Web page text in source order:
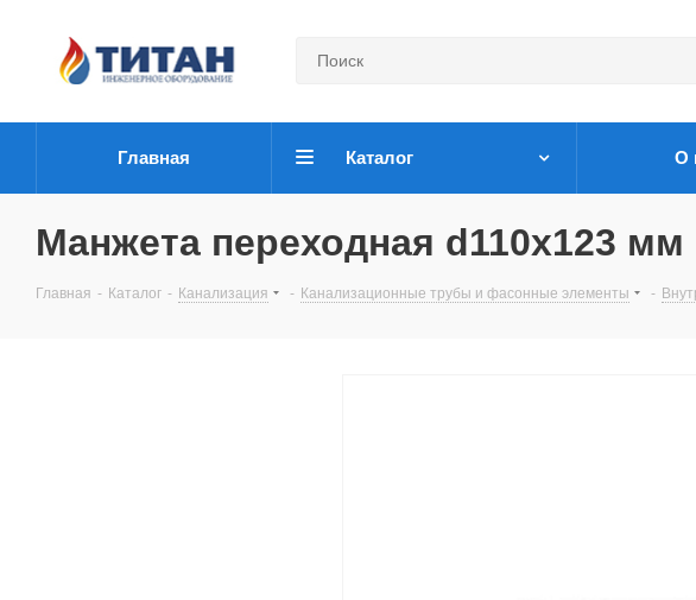
Главная Каталог О
Манжета переходная d110x123 мм
Главная - Каталог - Канализация - Канализационные трубы и фасонные элементы -